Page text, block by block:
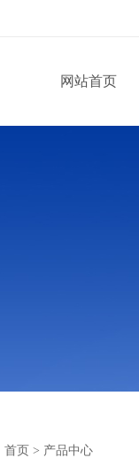
网站首页
首页 > 产品中心